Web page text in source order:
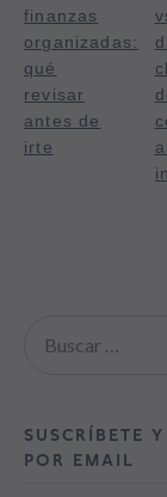
finanzas
organizadas:
qué
revisar
antes de
irte
SUSCRÍBETE
POR EMAIL